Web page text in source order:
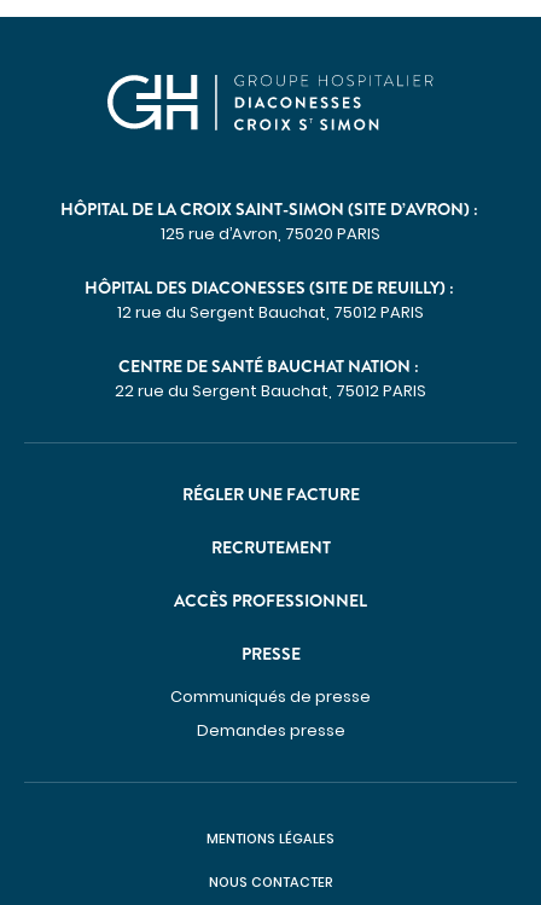
HÔPITAL DE LA CROIX SAINT-SIMON (SITE D’AVRON) :
125 rue d’Avron, 75020 PARIS
HÔPITAL DES DIACONESSES (SITE DE REUILLY) :
12 rue du Sergent Bauchat, 75012 PARIS
CENTRE DE SANTÉ BAUCHAT NATION :
22 rue du Sergent Bauchat, 75012 PARIS
RÉGLER UNE FACTURE
RECRUTEMENT
ACCÈS PROFESSIONNEL
PRESSE
Communiqués de presse
Demandes presse
MENTIONS LÉGALES
NOUS CONTACTER